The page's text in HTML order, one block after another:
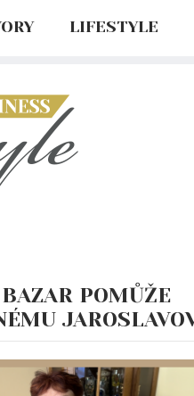
LIFESTYLE
POMŮŽE